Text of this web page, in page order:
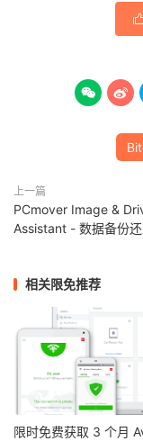
 
上一篇
PCmover Image &
Assistant - 数据备份
相关限免推荐
限时免费获取 3 个月